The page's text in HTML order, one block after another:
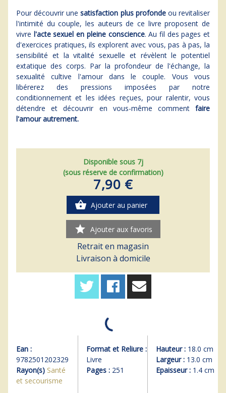
Pour découvrir unesatisfaction plus profondeou revitaliser
l'intimité du couple, les auteurs de ce livre proposent de
vivre l'acte sexuel en pleine conscience. Au fil des pages et
d'exercices pratiques, ils explorent avec vous, pas à pas, la
sensibilité et la vitalité sexuelle et révèlent le potentiel
extatique des corps. Par la profondeur de l'échange, la
sexualité cultive l'amour dans le couple. Vous vous
libérerez des pressions imposées par notre
conditionnement et les idées reçues, pour ralentir, vous
détendre et découvrir en vous-même comment faire
l'amour autrement.
Disponible sous 7j
(sous réserve de confirmation)
7,90 €
shopping_basket Ajouter au panier
star Ajouter aux favoris
Retrait en magasin
Livraison à domicile
Ean :
9782501202329
Rayon(s) Santé
et secourisme
Format et Reliure :
Livre
Pages :251
Hauteur : 18.0 cm
Largeur : 13.0 cm
Epaisseur : 1.4 cm